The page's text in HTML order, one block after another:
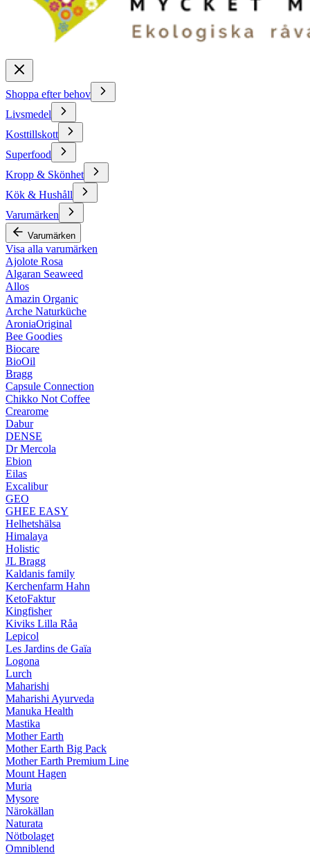
Shoppa efter behov
Livsmedel
Kosttillskott
Superfood
Kropp & Skönhet
Kök & Hushåll
Varumärken
Varumärken
Visa alla varumärken
Ajolote Rosa
Algaran Seaweed
Allos
Amazin Organic
Arche Naturküche
AroniaOriginal
Bee Goodies
Biocare
BioOil
Bragg
Capsule Connection
Chikko Not Coffee
Crearome
Dabur
DENSE
Dr Mercola
Ebion
Eilas
Excalibur
GEO
GHEE EASY
Helhetshälsa
Himalaya
Holistic
JL Bragg
Kaldanis family
Kerchenfarm Hahn
KetoFaktur
Kingfisher
Kiviks Lilla Råa
Lepicol
Les Jardins de Gaïa
Logona
Lurch
Maharishi
Maharishi Ayurveda
Manuka Health
Mastika
Mother Earth
Mother Earth Big Pack
Mother Earth Premium Line
Mount Hagen
Muria
Mysore
Närokällan
Naturata
Nötbolaget
Omniblend